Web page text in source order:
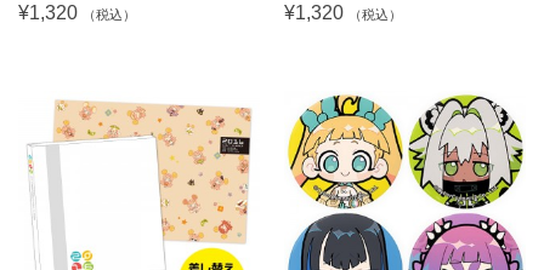
¥1,320
（税込）
¥1,320
（税込）